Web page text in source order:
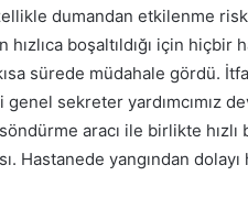
dumandan etkilenme
boşaltıldığı için hiçbir
sürede müdahale gördü.
sekreter yardımcımız
aracı ile birlikte hızlı
Hastanede yangından